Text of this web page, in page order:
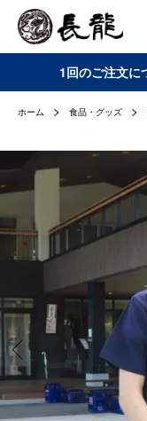
1回のご注文に
ホーム 食品・グッズ